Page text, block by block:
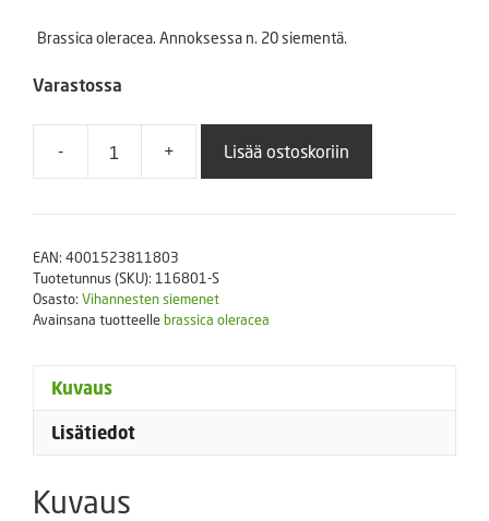
Brassica oleracea. Annoksessa n. 20 siementä.
Varastossa
-
Ruusukaali
Sprout
20s
määrä
+ Lisää ostoskoriin
EAN: 4001523811803
Tuotetunnus (SKU): 116801-S
Osasto: Vihannesten siemenet
Avainsana tuotteellebrassica oleracea
Kuvaus
Lisätiedot
Kuvaus